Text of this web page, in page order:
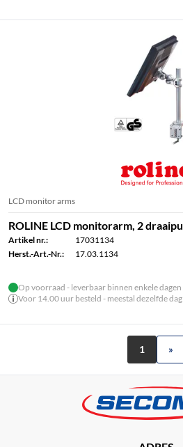
LCD monitor arms
ROLINE LCD monitorarm, 2
Artikel nr.:
17031134
Herst.-Art.-Nr.:
17.03.1134
Op voorraad - leverbaar binnen enkele dagen
Voor 14.00 uur besteld - meestal dezelfde
1 »